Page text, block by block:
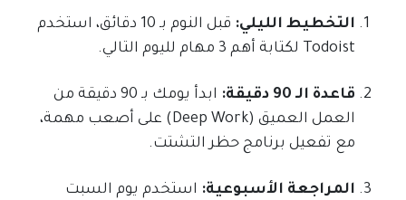
التخطيط الليلي:
قبل النوم بـ 10 دقائق، استخدم
Todoist لكتابة أهم 3 مهام لليوم التالي.
قاعدة الـ 90 دقيقة:
ابدأ يومك بـ 90 دقيقة من
العمل العميق (Deep Work) على أصعب مهمة،
مع تفعيل برنامج حظر التشتت.
المراجعة الأسبوعية: استخدم يوم السبت